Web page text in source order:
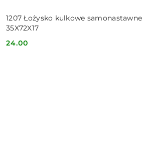
1207 Łożysko kulkowe samonastawne
35X72X17
Cena:
24.00